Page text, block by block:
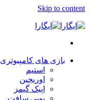
Skip to content
بازی های کامپیوتری
استیم
اوریجین
اپیک گیمز
یوبی سافت